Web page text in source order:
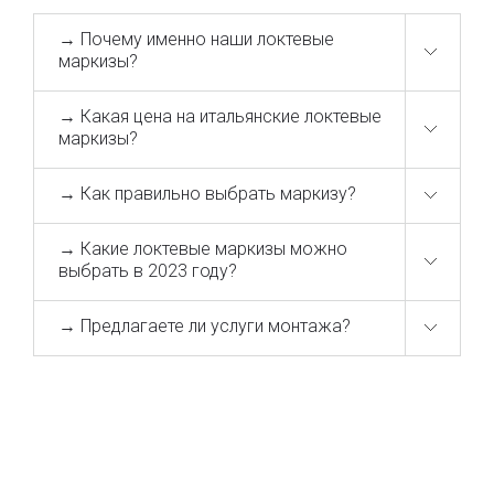
от коммерческих и до эксклюзивных
решений для объектов любого характера;
продукция эксклюзивного итальянского
бренда Shadelab;
современная материально-техническая база;
возможность разработки и реализации
продажа и монтаж «под ключ» на всей
территории Украины и СНГ;
→ Почему именно наши локтевые
маркизы?
→ Какая цена на итальянские локтевые
маркизы?
→ Как правильно выбрать маркизу?
→ Какие локтевые маркизы можно
выбрать в 2023 году?
→ Предлагаете ли услуги монтажа?